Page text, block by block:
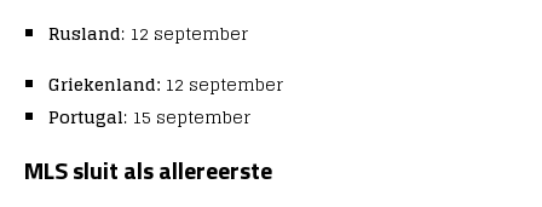
Rusland: 12 september
Griekenland: 12 september
Portugal: 15 september
MLS sluit als allereerste